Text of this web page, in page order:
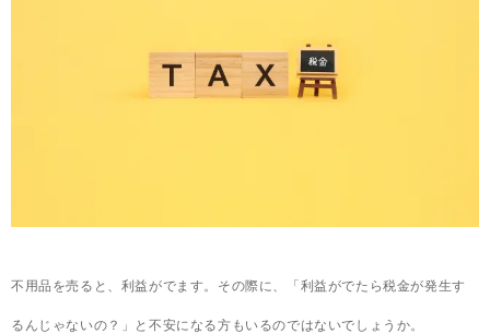
不用品を売ると、利益がでます。その際に、「利益がでたら税金が発生す
るんじゃないの？」と不安になる方もいるのではないでしょうか。